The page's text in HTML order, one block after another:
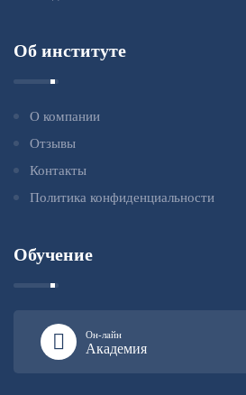
Об институте
О компании
Отзывы
Контакты
Политика конфиденциальности
Обучение
Он-лайн
Академия